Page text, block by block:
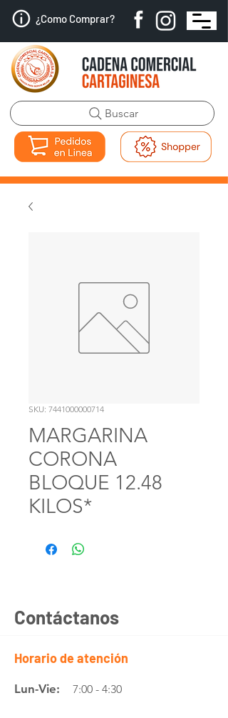
¿Como Comprar?
Buscar
SKU: 7441000000714
MARGARINA
CORONA
BLOQUE 12.48
KILOS*
Contáctanos
Horario de atención
Lun-Vie: 7:00 - 4:30